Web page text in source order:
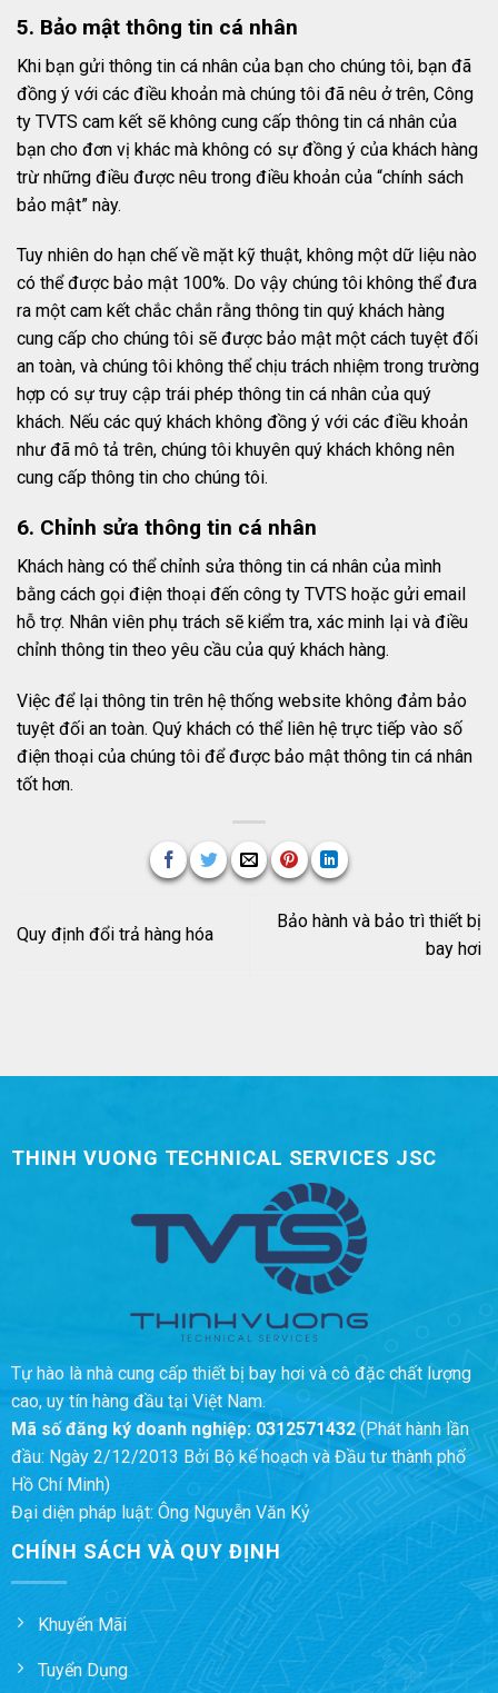
5. Bảo mật thông tin cá nhân
Khi bạn gửi thông tin cá nhân của bạn cho chúng tôi, bạn đã
đồng ý với các điều khoản mà chúng tôi đã nêu ở trên, Công
ty TVTS cam kết sẽ không cung cấp thông tin cá nhân của
bạn cho đơn vị khác mà không có sự đồng ý của khách hàng
trừ những điều được nêu trong điều khoản của “chính sách
bảo mật” này.
Tuy nhiên do hạn chế về mặt kỹ thuật, không một dữ liệu nào
có thể được bảo mật 100%. Do vậy chúng tôi không thể đưa
ra một cam kết chắc chắn rằng thông tin quý khách hàng
cung cấp cho chúng tôi sẽ được bảo mật một cách tuyệt đối
an toàn, và chúng tôi không thể chịu trách nhiệm trong trường
hợp có sự truy cập trái phép thông tin cá nhân của quý
khách. Nếu các quý khách không đồng ý với các điều khoản
như đã mô tả trên, chúng tôi khuyên quý khách không nên
cung cấp thông tin cho chúng tôi.
6. Chỉnh sửa thông tin cá nhân
Khách hàng có thể chỉnh sửa thông tin cá nhân của mình
bằng cách gọi điện thoại đến công ty TVTS hoặc gửi email
hỗ trợ. Nhân viên phụ trách sẽ kiểm tra, xác minh lại và điều
chỉnh thông tin theo yêu cầu của quý khách hàng.
Việc để lại thông tin trên hệ thống website không đảm bảo
tuyệt đối an toàn. Quý khách có thể liên hệ trực tiếp vào số
điện thoại của chúng tôi để được bảo mật thông tin cá nhân
tốt hơn.
Quy định đổi trả hàng hóa
Bảo hành và bảo trì thiết bị
bay hơi
THINH VUONG TECHNICAL SERVICES JSC
Tự hào là nhà cung cấp thiết bị bay hơi và cô đặc chất lượng
cao, uy tín hàng đầu tại Việt Nam.
Mã số đăng ký doanh nghiệp: 0312571432(Phát hành lần
đầu: Ngày 2/12/2013 Bởi Bộ kế hoạch và Đầu tư thành phố
Hồ Chí Minh)
Đại diện pháp luật: Ông Nguyễn Văn Kỷ
CHÍNH SÁCH VÀ QUY ĐỊNH
Khuyến Mãi
Tuyển Dụng